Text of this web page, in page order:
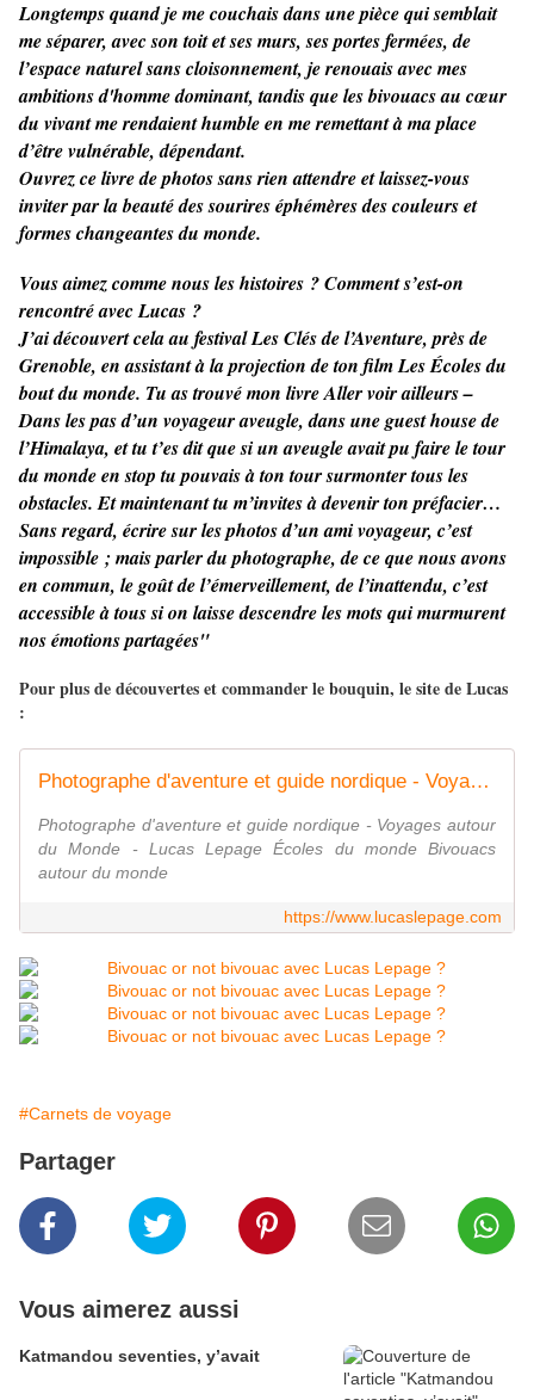
Longtemps quand je me couchais dans une pièce qui semblait
me séparer, avec son toit et ses murs, ses portes fermées, de
l’espace naturel sans cloisonnement, je renouais avec mes
ambitions d'homme dominant, tandis que les bivouacs au cœur
du vivant me rendaient humble en me remettant à ma place
d’être vulnérable, dépendant.
Ouvrez ce livre de photos sans rien attendre et laissez-vous
inviter par la beauté des sourires éphémères des couleurs et
formes changeantes du monde.
Vous aimez comme nous les histoires ? Comment s’est-on
rencontré avec Lucas ?
J’ai découvert cela au festival Les Clés de l’Aventure, près de
Grenoble, en assistant à la projection de ton film Les Écoles du
bout du monde. Tu as trouvé mon livre Aller voir ailleurs –
Dans les pas d’un voyageur aveugle, dans une guest house de
l’Himalaya, et tu t’es dit que si un aveugle avait pu faire le tour
du monde en stop tu pouvais à ton tour surmonter tous les
obstacles. Et maintenant tu m’invites à devenir ton préfacier…
Sans regard, écrire sur les photos d’un ami voyageur, c’est
impossible ; mais parler du photographe, de ce que nous avons
en commun, le goût de l’émerveillement, de l’inattendu, c’est
accessible à tous si on laisse descendre les mots qui murmurent
nos émotions partagées"
Pour plus de découvertes et commander le bouquin, le site de Lucas
:
Photographe d'aventure et guide nordique - Voyage | Lucas Lepage
Photographe d'aventure et guide nordique - Voyages autour
du Monde - Lucas Lepage Écoles du monde Bivouacs
autour du monde
https://www.lucaslepage.com
#Carnets de voyage
Partager
Vous aimerez aussi
Katmandou seventies, y’avait